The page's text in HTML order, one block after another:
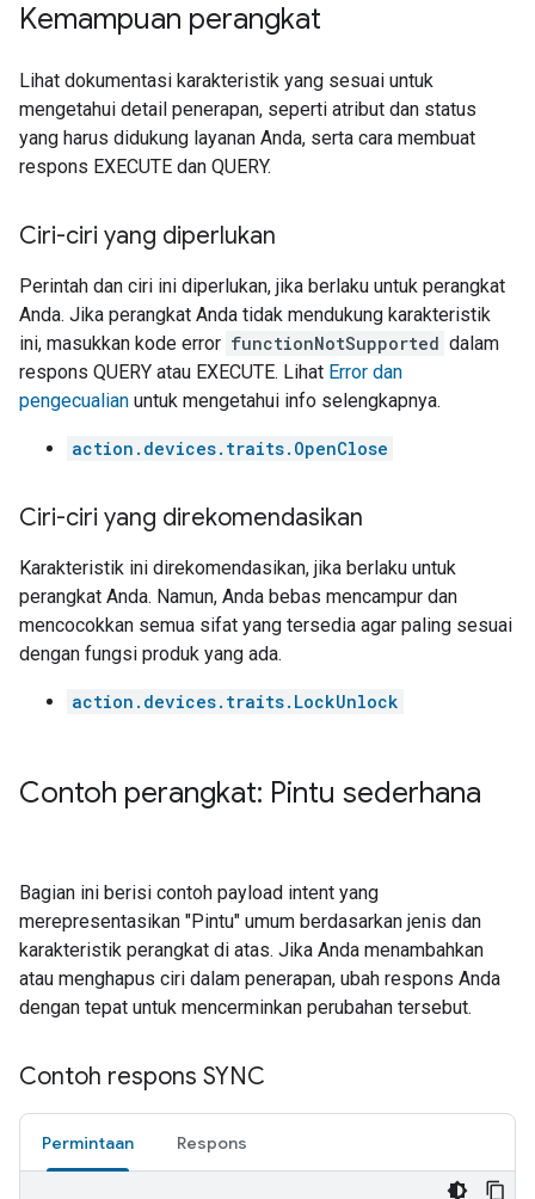
Kemampuan perangkat
Lihat dokumentasi karakteristik yang sesuai untuk
mengetahui detail penerapan, seperti atribut dan status
yang harus didukung layanan Anda, serta cara membuat
respons EXECUTE dan QUERY.
Ciri-ciri yang diperlukan
Perintah dan ciri ini diperlukan, jika berlaku untuk perangkat
Anda. Jika perangkat Anda tidak mendukung karakteristik
ini, masukkan kode error functionNotSupported dalam
respons QUERY atau EXECUTE. Lihat Error dan
pengecualian untuk mengetahui info selengkapnya.
action.devices.traits.OpenClose
Ciri-ciri yang direkomendasikan
Karakteristik ini direkomendasikan, jika berlaku untuk
perangkat Anda. Namun, Anda bebas mencampur dan
mencocokkan semua sifat yang tersedia agar paling sesuai
dengan fungsi produk yang ada.
action.devices.traits.LockUnlock
Contoh perangkat: Pintu sederhana
Bagian ini berisi contoh payload intent yang
merepresentasikan "Pintu" umum berdasarkan jenis dan
karakteristik perangkat di atas. Jika Anda menambahkan
atau menghapus ciri dalam penerapan, ubah respons Anda
dengan tepat untuk mencerminkan perubahan tersebut.
Contoh respons SYNC
Permintaan Respons